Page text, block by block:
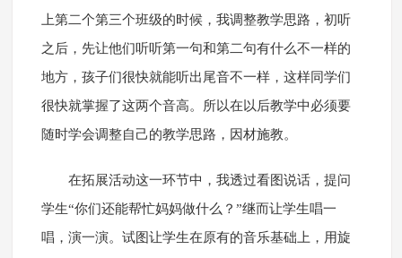
上第二个第三个班级的时候，我调整教学思路，初听
之后，先让他们听听第一句和第二句有什么不一样的
地方，孩子们很快就能听出尾音不一样，这样同学们
很快就掌握了这两个音高。所以在以后教学中必须要
随时学会调整自己的教学思路，因材施教。
在拓展活动这一环节中，我透过看图说话，提问
学生“你们还能帮忙妈妈做什么？”继而让学生唱一
唱，演一演。试图让学生在原有的音乐基础上，用旋